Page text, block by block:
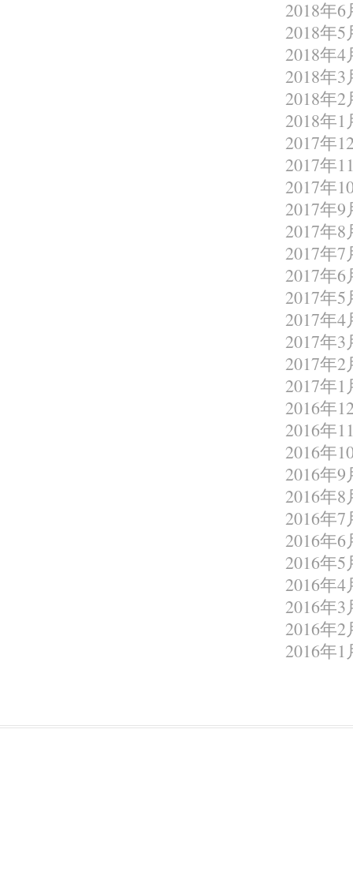
2018年6
2018年5
2018年4
2018年3
2018年2
2018年1
2017年
2017年
2017年
2017年9
2017年8
2017年7
2017年6
2017年5
2017年4
2017年3
2017年2
2017年1
2016年
2016年
2016年
2016年9
2016年8
2016年7
2016年6
2016年5
2016年4
2016年3
2016年2
2016年1